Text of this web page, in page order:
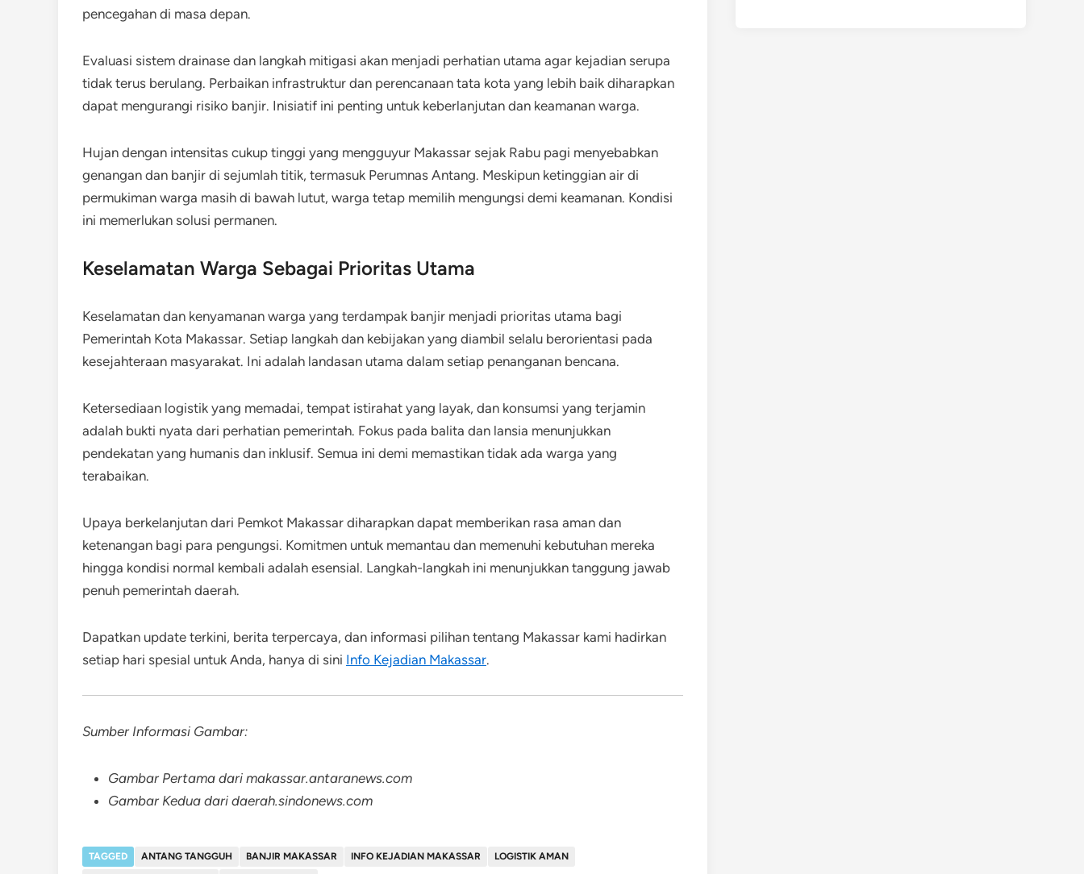
pencegahan di masa depan.
Evaluasi sistem drainase dan langkah mitigasi akan menjadi perhatian utama agar kejadian serupa
tidak terus berulang. Perbaikan infrastruktur dan perencanaan tata kota yang lebih baik diharapkan
dapat mengurangi risiko banjir. Inisiatif ini penting untuk keberlanjutan dan keamanan warga.
Hujan dengan intensitas cukup tinggi yang mengguyur Makassar sejak Rabu pagi menyebabkan
genangan dan banjir di sejumlah titik, termasuk Perumnas Antang. Meskipun ketinggian air di
permukiman warga masih di bawah lutut, warga tetap memilih mengungsi demi keamanan. Kondisi
ini memerlukan solusi permanen.
Keselamatan Warga Sebagai Prioritas Utama
Keselamatan dan kenyamanan warga yang terdampak banjir menjadi prioritas utama bagi
Pemerintah Kota Makassar. Setiap langkah dan kebijakan yang diambil selalu berorientasi pada
kesejahteraan masyarakat. Ini adalah landasan utama dalam setiap penanganan bencana.
Ketersediaan logistik yang memadai, tempat istirahat yang layak, dan konsumsi yang terjamin
adalah bukti nyata dari perhatian pemerintah. Fokus pada balita dan lansia menunjukkan
pendekatan yang humanis dan inklusif. Semua ini demi memastikan tidak ada warga yang
terabaikan.
Upaya berkelanjutan dari Pemkot Makassar diharapkan dapat memberikan rasa aman dan
ketenangan bagi para pengungsi. Komitmen untuk memantau dan memenuhi kebutuhan mereka
hingga kondisi normal kembali adalah esensial. Langkah-langkah ini menunjukkan tanggung jawab
penuh pemerintah daerah.
Dapatkan update terkini, berita terpercaya, dan informasi pilihan tentang Makassar kami hadirkan
setiap hari spesial untuk Anda, hanya di sini Info Kejadian Makassar.
Sumber Informasi Gambar:
Gambar Pertama dari makassar.antaranews.com
Gambar Kedua dari daerah.sindonews.com
TAGGED ANTANG TANGGUH BANJIR MAKASSAR INFO KEJADIAN MAKASSAR
LOGISTIK AMAN